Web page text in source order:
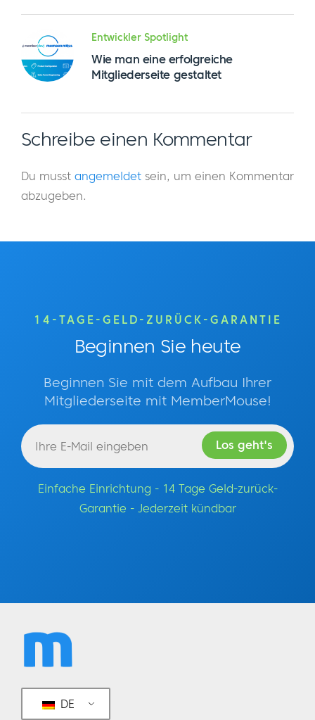
Entwickler Spotlight
Wie man eine erfolgreiche
Mitgliederseite gestaltet
Schreibe einen Kommentar
Du musst angemeldet sein, um einen Kommentar
abzugeben.
14-TAGE-GELD-ZURÜCK-GARANTIE
Beginnen Sie heute
Beginnen Sie mit dem Aufbau Ihrer
Mitgliederseite mit MemberMouse!
Einfache Einrichtung - 14 Tage Geld-zurück-
Garantie - Jederzeit kündbar
DE